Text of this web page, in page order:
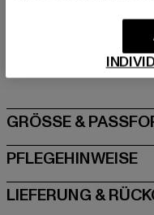
Hersteller: TB
Dr.-Robert-Murjahn-
GRÖSSE &
PFLEGEHINWEISE
LIEFERUNG &